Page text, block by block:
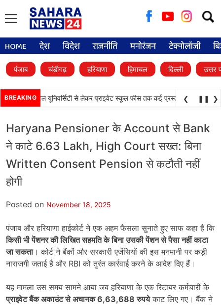
for:
HOME देश विदेश राजनीति मनोरंजन टेक्नोलॉजी
पंजाब चंडीगढ़ हरियाणा हिमाचल दिल्ली उत्तर
BREAKING
डिजिटल यूनिवर्सिटी से लेकर प्राइवेट स्कूल फीस तक कई प्रस्तावों को मंजूरी •
❮ ❚❚ ❯
Haryana Pensioner के Account से Bank
ने काटे 6.63 Lakh, High Court सख्त: बिना
Written Consent Pension से कटौती नहीं
होगी
Posted on November 18, 2025
पंजाब और हरियाणा हाईकोर्ट ने एक अहम फैसला सुनाते हुए साफ कहा है कि
किसी भी पेंशनर की लिखित सहमति के बिना उसकी पेंशन से पैसा नहीं काटा
जा सकता। कोर्ट ने बैंकों और सरकारी एजेंसियों की इस मनमानी पर कड़ी
नाराजगी जताई है और RBI को तुरंत कार्रवाई करने के आदेश दिए हैं।
यह मामला उस समय सामने आया जब हरियाणा के एक रिटायर कर्मचारी के
प्राइवेट बैंक अकाउंट से अचानक 6,63,688रुपयेकाट लिए गए। बैंक ने